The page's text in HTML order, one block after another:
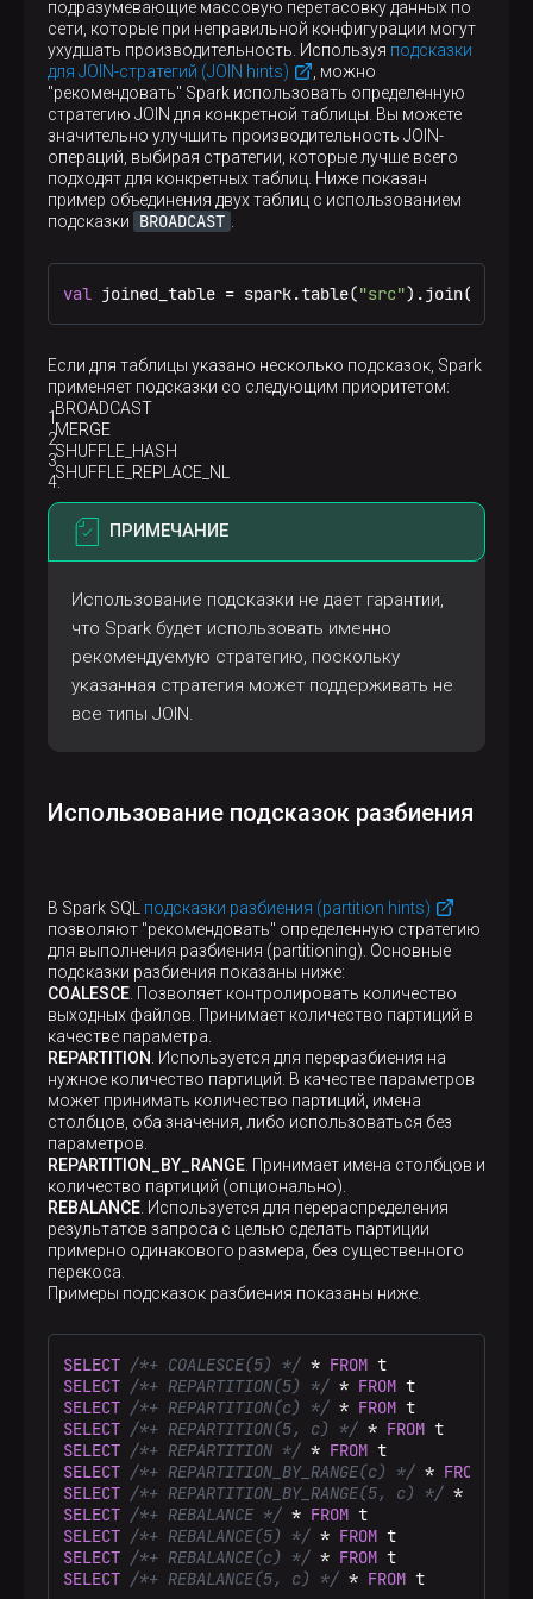
Значение по умолчанию
32
ORC и JSON
Значение по умолчанию
10000
подразумевающие массовую перетасовку данных по
сети, которые при неправильной конфигурации могут
ухудшать производительность. Используя подсказки
для JOIN-стратегий (JOIN hints)
, можно
"рекомендовать" Spark использовать определенную
стратегию JOIN для конкретной таблицы. Вы можете
значительно улучшить производительность JOIN-
операций, выбирая стратегии, которые лучше всего
подходят для конкретных таблиц. Ниже показан
пример объединения двух таблиц с использованием
подсказки
BROADCAST
val joined_table = spark.table("src"
Если для таблицы указано несколько подсказок, Spark
применяет подсказки со следующим приоритетом:
BROADCAST
MERGE
SHUFFLE_HASH
SHUFFLE_REPLACE_NL
ПРИМЕЧАНИЕ
Использование подсказки не дает гарантии,
что Spark будет использовать именно
рекомендуемую стратегию, поскольку
указанная стратегия может поддерживать не
все типы JOIN.
Использование подсказок разбиения
В Spark SQL подсказки разбиения (partition hints)
позволяют "рекомендовать" определенную стратегию
для выполнения разбиения (partitioning). Основные
подсказки разбиения показаны ниже:
COALESCE . Позволяет контролировать количество
выходных файлов. Принимает количество партиций в
качестве параметра.
REPARTITION
. Используется для переразбиения на
нужное количество партиций. В качестве параметров
может принимать количество партиций, имена
столбцов, оба значения, либо использоваться без
параметров.
REPARTITION_BY_RANGE . Принимает имена столбцов и
количество партиций (опционально).
REBALANCE . Используется для перераспределения
результатов запроса с целью сделать партиции
примерно одинакового размера, без существенного
перекоса.
Примеры подсказок разбиения показаны ниже.
SELECT /*+ COALESCE(5) */ * FROM
SELECT /*+ REPARTITION(5) */ * FROM
SELECT /*+ REPARTITION(c) */ * FROM
SELECT /*+ REPARTITION(5, c) */ * FROM
SELECT /*+ REPARTITION */ * FROM
SELECT /*+ REPARTITION_BY_RANGE(c) */ * FROM
SELECT /*+ REPARTITION_BY_RANGE(5, c) */ *
SELECT /*+ REBALANCE */ * FROM
SELECT /*+ REBALANCE(5) */ * FROM
SELECT /*+ REBALANCE(c) */ * FROM
SELECT /*+ REBALANCE(5, c) */ * FROM t